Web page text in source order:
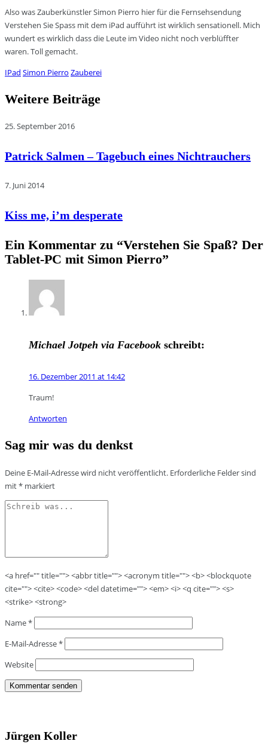
Also was Zauberkünstler Simon Pierro hier für die Fernsehsendung
Verstehen Sie Spass mit dem iPad aufführt ist wirklich sensationell. Mich
wundert es wirklich dass die Leute im Video nicht noch verblüffter
waren. Toll gemacht.
IPad Simon Pierro Zauberei
Weitere Beiträge
25. September 2016
Patrick Salmen – Tagebuch eines Nichtrauchers
7. Juni 2014
Kiss me, i’m desperate
Ein Kommentar zu “Verstehen Sie Spaß? Der
Tablet-PC mit Simon Pierro”
Michael Jotpeh via Facebook schreibt:
16. Dezember 2011 at 14:42
Traum!
Antworten
Sag mir was du denkst
Deine E-Mail-Adresse wird nicht veröffentlicht. Erforderliche Felder sind
mit* markiert
<a href="" title=""> <abbr title=""> <acronym title=""> <b> <blockquote
cite=""> <cite> <code> <del datetime=""> <em> <i> <q cite=""> <s>
<strike> <strong>
Name*
E-Mail-Adresse*
Website
Jürgen Koller